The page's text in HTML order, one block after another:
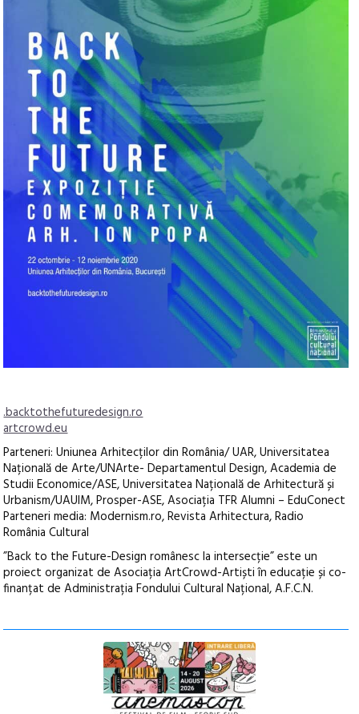
.backtothefuturedesign.ro
artcrowd.eu
Parteneri: Uniunea Arhitecților din România/ UAR, Universitatea
Națională de Arte/UNArte- Departamentul Design, Academia de
Studii Economice/ASE, Universitatea Națională de Arhitectură și
Urbanism/UAUIM, Prosper-ASE, Asociația TFR Alumni – EduConect
Parteneri media: Modernism.ro, Revista Arhitectura, Radio
România Cultural
”Back to the Future-Design românesc la intersecție” este un
proiect organizat de Asociația ArtCrowd-Artiști în educație și co-
finanțat de Administrația Fondului Cultural Național, A.F.C.N.